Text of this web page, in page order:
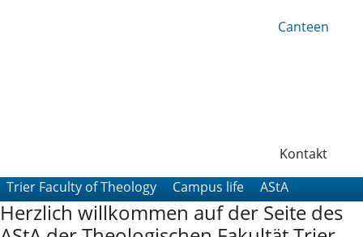
Canteen
Kontakt
Trier Faculty of Theology
Campus life AStA
Herzlich willkommen auf der Seite des